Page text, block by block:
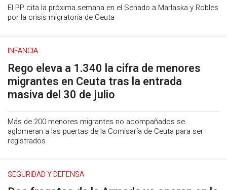
El PP cita la próxima semana en el Senado a Marlaska y Robles
por la crisis migratoria de Ceuta
INFANCIA
Rego eleva a 1.340 la cifra de menores
migrantes en Ceuta tras la entrada
masiva del 30 de julio
Más de 200 menores migrantes no acompañados se
aglomeran a las puertas de la Comisaría de Ceuta para ser
registrados
SEGURIDAD Y DEFENSA